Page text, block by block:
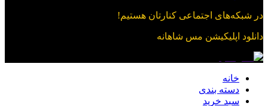
در شبکه‌های اجتماعی کنارتان هستیم!
دانلود اپلیکیشن مس شاهانه
خانه
دسته بندی
سبد خرید